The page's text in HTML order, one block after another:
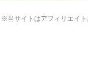
※当サイトはアフィリエイ